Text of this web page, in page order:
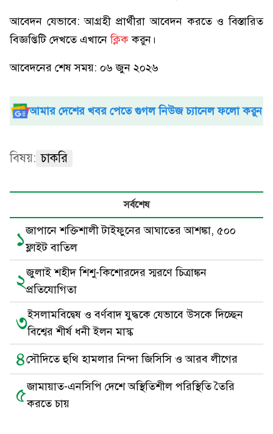
আবেদন যেভাবে: আগ্রহী প্রার্থীরা আবেদন করতে ও বিস্তারিত
বিজ্ঞপ্তিটি দেখতে এখানেক্লিককরুন।
আবেদনের শেষ সময়: ০৬ জুন ২০২৬
আমার দেশের খবর পেতে গুগল নিউজ চ্যানেল ফলো করুন
বিষয়: চাকরি
সর্বশেষ
১জাপানে শক্তিশালী টাইফুনের আঘাতের আশঙ্কা, ৫০০
ফ্লাইট বাতিল
২জুলাই শহীদ শিশু-কিশোরদের স্মরণে চিত্রাঙ্কন
প্রতিযোগিতা
৩ইসলামবিদ্বেষ ও বর্ণবাদ যুদ্ধকে যেভাবে উসকে দিচ্ছেন
বিশ্বের শীর্ষ ধনী ইলন মাস্ক
৪সৌদিতে হুথি হামলার নিন্দা জিসিসি ও আরব লীগের
৫জামায়াত-এনসিপি দেশে অস্থিতিশীল পরিস্থিতি তৈরি
করতে চায়